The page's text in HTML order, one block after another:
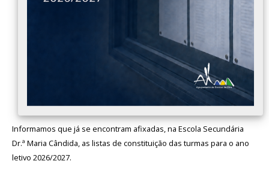
Informamos que já se encontram afixadas, na Escola Secundária
Dr.ª Maria Cândida, as listas de constituição das turmas para o ano
letivo 2026/2027.